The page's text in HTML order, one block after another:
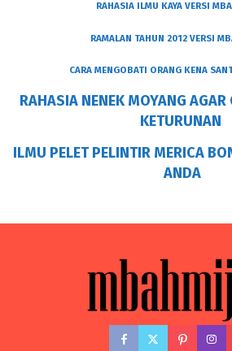
RAHASIA ILMU KAYA VERSI
RAMALAN TAHUN 2012 VERSI
CARA MENGOBATI ORANG KENA
RAHASIA NENEK MOYANG AGAR
KETURUNAN
ILMU PELET PELINTIR MERICA
ANDA